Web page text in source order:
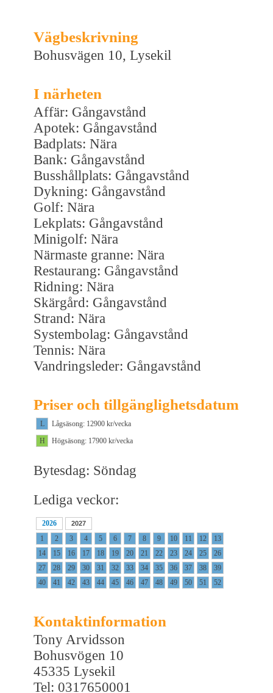
Vägbeskrivning
Bohusvägen 10, Lysekil
I närheten
Affär: Gångavstånd
Apotek: Gångavstånd
Badplats: Nära
Bank: Gångavstånd
Busshållplats: Gångavstånd
Dykning: Gångavstånd
Golf: Nära
Lekplats: Gångavstånd
Minigolf: Nära
Närmaste granne: Nära
Restaurang: Gångavstånd
Ridning: Nära
Skärgård: Gångavstånd
Strand: Nära
Systembolag: Gångavstånd
Tennis: Nära
Vandringsleder: Gångavstånd
Priser och tillgänglighetsdatum
L
Lågsäsong: 12900 kr/vecka
H
Högsäsong: 17900 kr/vecka
Bytesdag: Söndag
Lediga veckor:
2026 2027
1 2 3 4 5 6 7 8 9 10 11 12
13
14
15 16 17 18 19 20 21 22 23 24 25
26
27
28 29 30 31 32 33 34 35 36 37 38
39
40
41 42 43 44 45 46 47 48 49 50 51 52
Kontaktinformation
Tony Arvidsson
Bohusvögen 10
45335 Lysekil
Tel: 0317650001